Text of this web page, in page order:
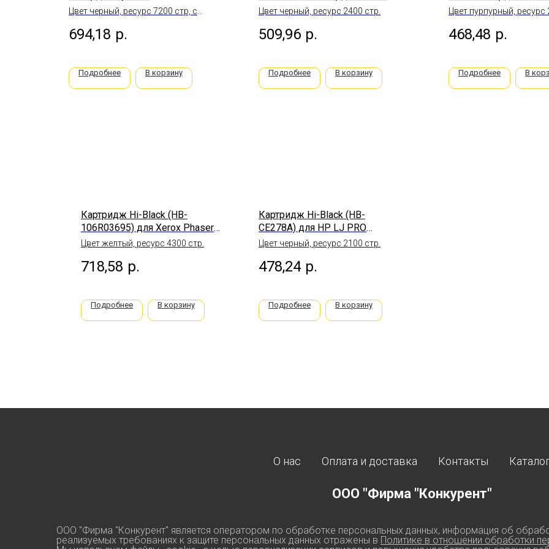
M2040dn/M2540dn, 7,2K, с
Цвет черный, ресурс 7200 стр, с
694,18 р.
Подробнее В корзину
Pro M201/M225MFP/Canon
Цвет черный, ресурс 2400 стр.
509,96 р.
Подробнее В корзину
6500/WC 6505, M,
Цвет пурпурный, ресурс
468,48 р.
Подробнее В
Картридж Hi-Black (HB-
106R03695) для Xerox Phaser
6510/WC 6515, Y, 4,3K
Цвет желтый, ресурс 4300 стр.
718,58 р.
Подробнее В корзину
Картридж Hi-Black (HB-
CE278A) для HP LJ PRO
P1566/P1606DN/M1536DNF,
Цвет черный, ресурс 2100 стр.
478,24 р.
Подробнее В корзину
О нас Оплата и доставка Контакты
ООО "Фирма "Конкурент"
ООО "Фирма "Конкурент" является оператором по обработке персональных данных, информация об
реализуемых требованиях к защите персональных данных отражены в Политике в отношении обработки